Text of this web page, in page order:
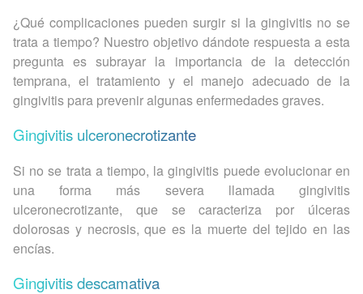
¿Qué complicaciones pueden surgir si la gingivitis no se
trata a tiempo? Nuestro objetivo dándote respuesta a esta
pregunta es subrayar la importancia de la detección
temprana, el tratamiento y el manejo adecuado de la
gingivitis para prevenir algunas enfermedades graves.
Gingivitis ulceronecrotizante
Si no se trata a tiempo, la gingivitis puede evolucionar en
una forma más severa llamada gingivitis
ulceronecrotizante, que se caracteriza por úlceras
dolorosas y necrosis, que es la muerte del tejido en las
encías.
Gingivitis descamativa